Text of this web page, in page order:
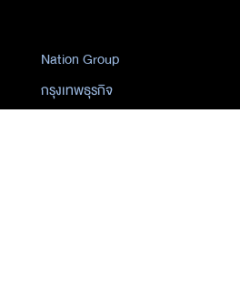
Nation Group
กรุงเทพธุรกิจ